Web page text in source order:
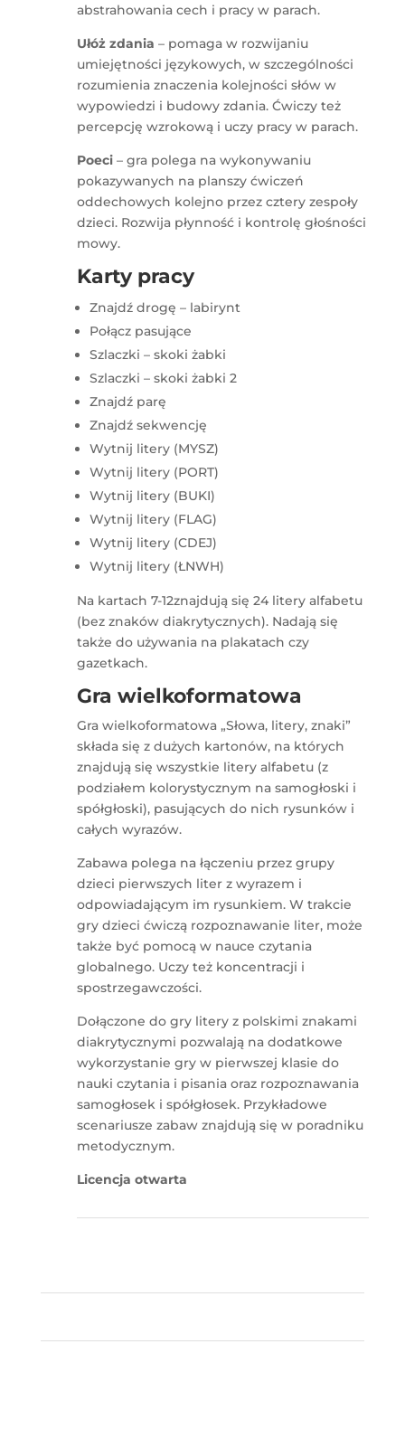
abstrahowania cech i pracy w parach.
Ułóż zdania – pomaga w rozwijaniu
umiejętności językowych, w szczególności
rozumienia znaczenia kolejności słów w
wypowiedzi i budowy zdania. Ćwiczy też
percepcję wzrokową i uczy pracy w parach.
Poeci – gra polega na wykonywaniu
pokazywanych na planszy ćwiczeń
oddechowych kolejno przez cztery zespoły
dzieci. Rozwija płynność i kontrolę głośności
mowy.
Karty pracy
Znajdź drogę – labirynt
Połącz pasujące
Szlaczki – skoki żabki
Szlaczki – skoki żabki 2
Znajdź parę
Znajdź sekwencję
Wytnij litery (MYSZ)
Wytnij litery (PORT)
Wytnij litery (BUKI)
Wytnij litery (FLAG)
Wytnij litery (CDEJ)
Wytnij litery (ŁNWH)
Na kartach 7-12znajdują się 24 litery alfabetu
(bez znaków diakrytycznych). Nadają się
także do używania na plakatach czy
gazetkach.
Gra wielkoformatowa
Gra wielkoformatowa „Słowa, litery, znaki”
składa się z dużych kartonów, na których
znajdują się wszystkie litery alfabetu (z
podziałem kolorystycznym na samogłoski i
spółgłoski), pasujących do nich rysunków i
całych wyrazów.
Zabawa polega na łączeniu przez grupy
dzieci pierwszych liter z wyrazem i
odpowiadającym im rysunkiem. W trakcie
gry dzieci ćwiczą rozpoznawanie liter, może
także być pomocą w nauce czytania
globalnego. Uczy też koncentracji i
spostrzegawczości.
Dołączone do gry litery z polskimi znakami
diakrytycznymi pozwalają na dodatkowe
wykorzystanie gry w pierwszej klasie do
nauki czytania i pisania oraz rozpoznawania
samogłosek i spółgłosek. Przykładowe
scenariusze zabaw znajdują się w poradniku
metodycznym.
Licencja otwarta